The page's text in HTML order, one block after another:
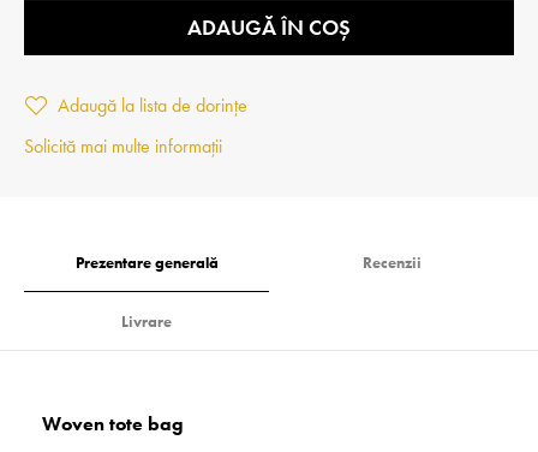
ADAUGĂ ÎN COȘ
Adaugă la lista de dorințe
Solicită mai multe informații
Prezentare generală Recenzii
Livrare
Woven tote bag